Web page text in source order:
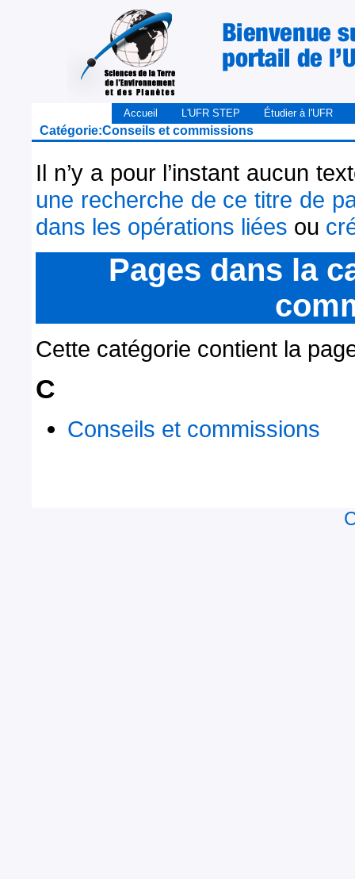
Accueil L'UFR STEP Étudier à l'UFR
Catégorie:Conseils et commissions
Il n’y a pour l’instant aucun
une recherche de ce titre de
dans les opérations liées ou
Pages dans la
Cette catégorie contient la
C
Conseils et commissions